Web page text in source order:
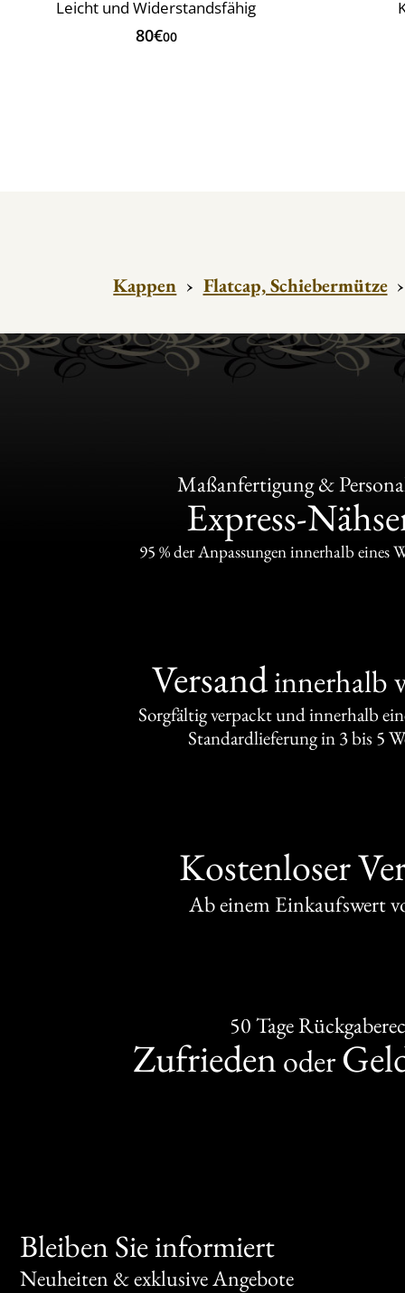
Leicht und Widerstandsfähig
80€00
Kappen › Flatcap, Schiebermütze
Maßanfertigung &
Express-
95 % der Anpassungen innerhalb eines
Versandinnerhalb
Sorgfältig verpackt und innerhalb
Standardlieferung in 3 bis 5
Kostenloser
Ab einem Einkaufswert
50 Tage
Zufrieden oder
Bleiben Sie informiert
Neuheiten & exklusive Angebote